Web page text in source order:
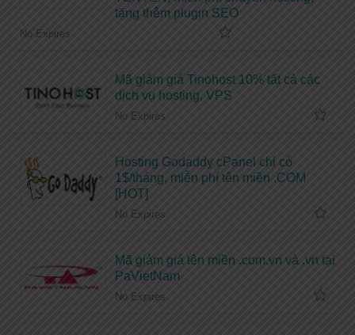
tặng thêm plugin SEO
No Expires
Mã giảm giá Tinohost 10% tất cả các
dịch vụ hosting, VPS
No Expires
Hosting Godaddy cPanel chỉ có
1$/tháng, miễn phí tên miền .COM
[HOT]
No Expires
Mã giảm giá tên miền .com.vn và .vn tại
PaVietNam
No Expires